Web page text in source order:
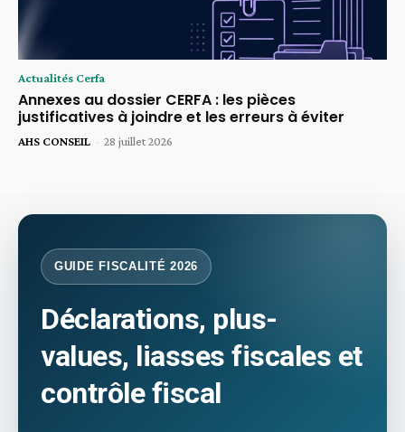
Actualités Cerfa
Annexes au dossier CERFA : les pièces
justificatives à joindre et les erreurs à éviter
AHS CONSEIL - 28 juillet 2026
GUIDE FISCALITÉ 2026
Déclarations, plus-
values, liasses fiscales et
contrôle fiscal